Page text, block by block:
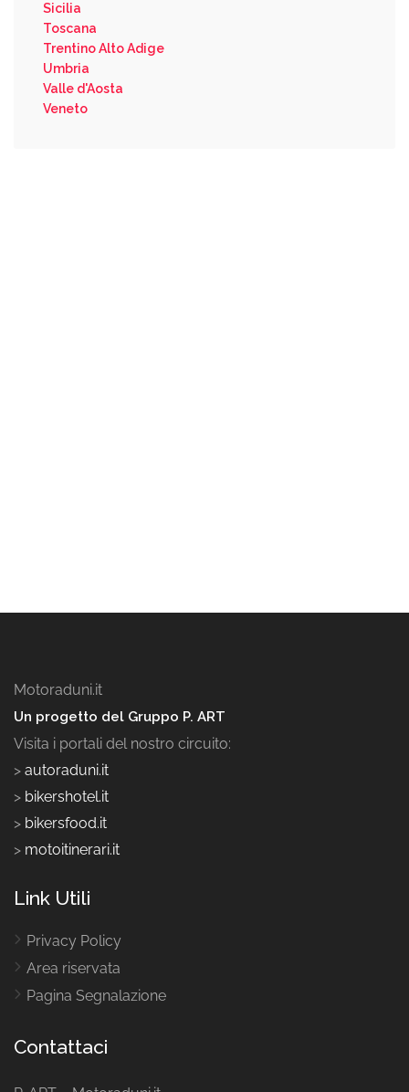
Sicilia
Toscana
Trentino Alto Adige
Umbria
Valle d'Aosta
Veneto
Motoraduni.it
Un progetto del Gruppo P. ART
Visita i portali del nostro circuito:
> autoraduni.it
> bikershotel.it
> bikersfood.it
> motoitinerari.it
Link Utili
Privacy Policy
Area riservata
Pagina Segnalazione
Contattaci